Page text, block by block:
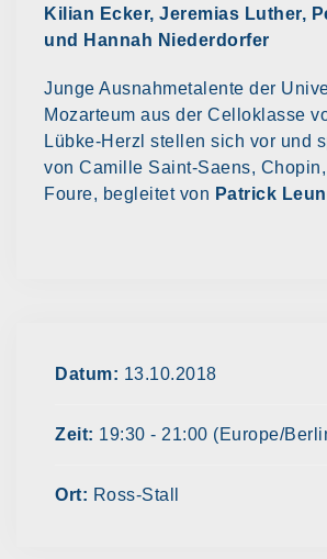
Kilian Ecker, Jeremias Luther,
und Hannah Niederdorfer
Junge Ausnahmetalente der
Mozarteum aus der Celloklasse
Lübke-Herzl stellen sich vor und
von Camille Saint-Saens,
Foure, begleitet von Patrick
Datum: 13.10.2018
Zeit: 19:30 - 21:00 (Europe/
Ort: Ross-Stall